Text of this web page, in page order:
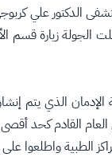
الدكتور علي
الجولة زيارة
الذي يتم
القادم كحد
الطبية واطلعوا